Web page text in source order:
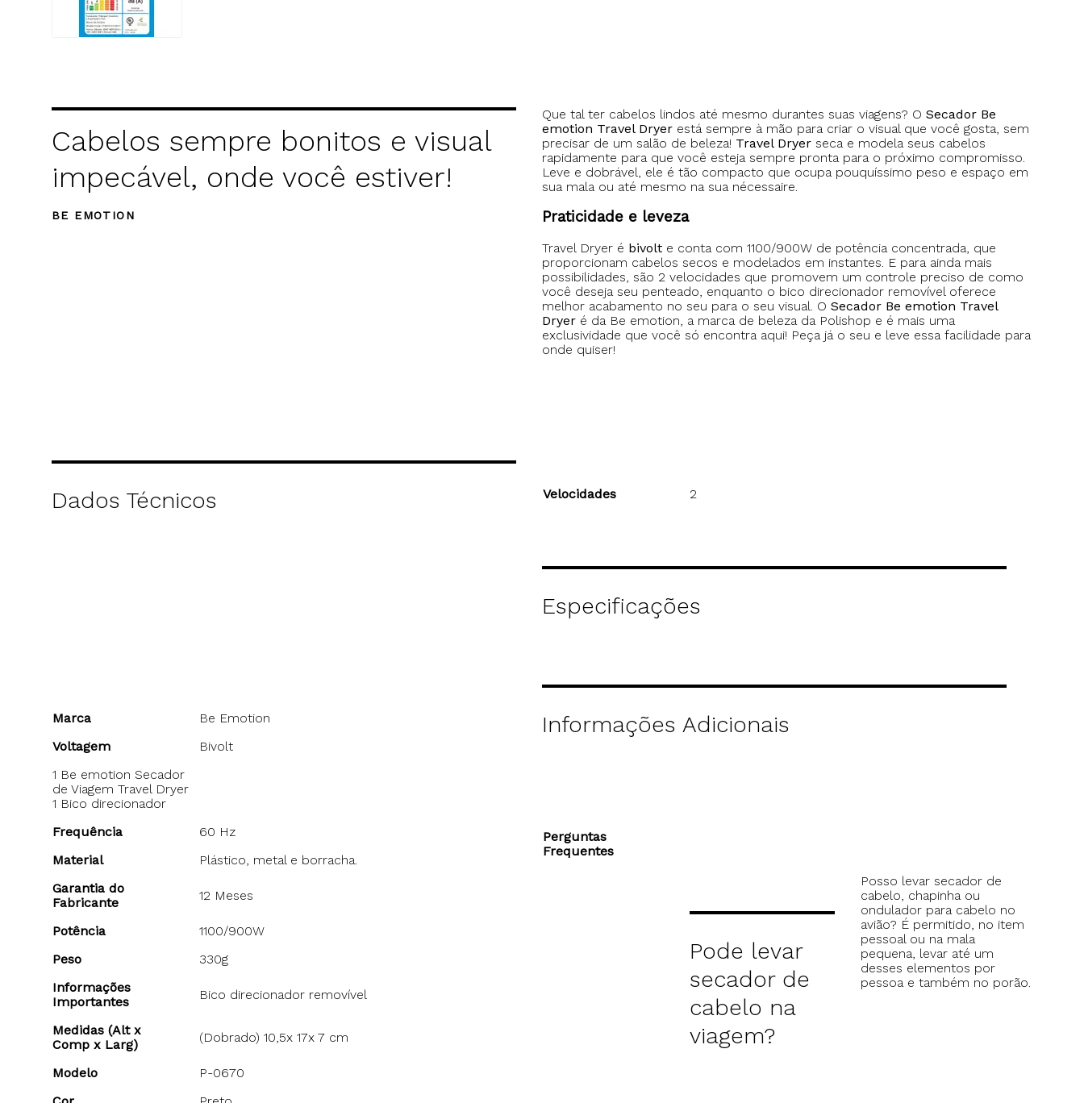
Cabelos sempre bonitos e visual
impecável, onde você estiver!
BE EMOTION
Que tal ter cabelos lindos até mesmo durantes suas viagens? O Secador Be
emotion Travel Dryer está sempre à mão para criar o visual que você gosta, sem
precisar de um salão de beleza! Travel Dryer seca e modela seus cabelos
rapidamente para que você esteja sempre pronta para o próximo compromisso.
Leve e dobrável, ele é tão compacto que ocupa pouquíssimo peso e espaço em
sua mala ou até mesmo na sua nécessaire.
Praticidade e leveza
Travel Dryer é bivolt e conta com 1100/900W de potência concentrada, que
proporcionam cabelos secos e modelados em instantes. E para ainda mais
possibilidades, são 2 velocidades que promovem um controle preciso de como
você deseja seu penteado, enquanto o bico direcionador removível oferece
melhor acabamento no seu para o seu visual. O Secador Be emotion Travel
Dryer é da Be emotion, a marca de beleza da Polishop e é mais uma
exclusividade que você só encontra aqui! Peça já o seu e leve essa facilidade para
onde quiser!
Dados Técnicos Velocidades 2
Especificações
Marca
Be Emotion
Voltagem
Bivolt
1 Be emotion Secador
de Viagem Travel Dryer
1 Bico direcionador
Frequência
60 Hz
Material
Plástico, metal e borracha.
Garantia do
Fabricante
12 Meses
Potência
1100/900W
Peso
330g
Informações
Importantes
Bico direcionador removível
Medidas (Alt x
Comp x Larg)
(Dobrado) 10,5x 17x 7 cm
Modelo
P-0670
Informações Adicionais
Perguntas
Frequentes
Pode levar
secador de
cabelo na
viagem?
Posso levar secador de
cabelo, chapinha ou
ondulador para cabelo no
avião? É permitido, no item
pessoal ou na mala
pequena, levar até um
desses elementos por
pessoa e também no porão.